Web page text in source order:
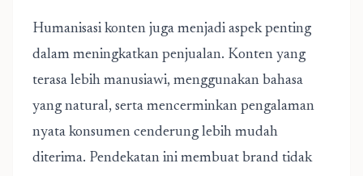
Humanisasi konten juga menjadi aspek penting
dalam meningkatkan penjualan. Konten yang
terasa lebih manusiawi, menggunakan bahasa
yang natural, serta mencerminkan pengalaman
nyata konsumen cenderung lebih mudah
diterima. Pendekatan ini membuat brand tidak